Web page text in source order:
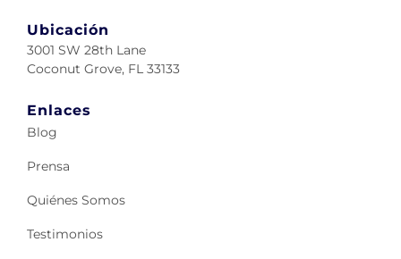
Ubicación
3001 SW 28th Lane
Coconut Grove, FL 33133
Enlaces
Blog
Prensa
Quiénes Somos
Testimonios